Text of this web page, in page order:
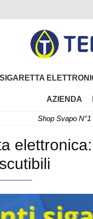
AZIENDA
Shop Svapo N°1